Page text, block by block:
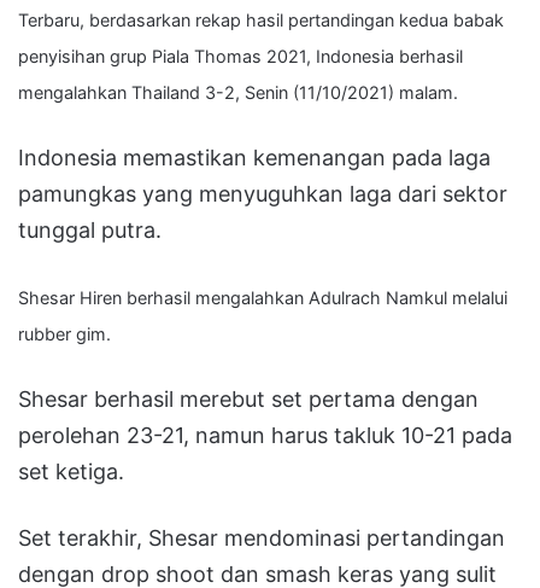
Terbaru, berdasarkan rekap hasil pertandingan kedua babak
penyisihan grup Piala Thomas 2021, Indonesia berhasil
mengalahkan Thailand 3-2, Senin (11/10/2021) malam.
Indonesia memastikan kemenangan pada laga
pamungkas yang menyuguhkan laga dari sektor
tunggal putra.
Shesar Hiren berhasil mengalahkan Adulrach Namkul melalui
rubber gim.
Shesar berhasil merebut set pertama dengan
perolehan 23-21, namun harus takluk 10-21 pada
set ketiga.
Set terakhir, Shesar mendominasi pertandingan
dengan drop shoot dan smash keras yang sulit